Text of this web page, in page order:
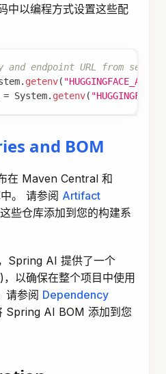
中以编程方式设置这些配
endpoint URL from
. getenv(
= System. getenv(
and BOM
在 Maven Central 和
。 请参阅 Artifact
些仓库添加到您的构建系
Spring AI 提供了一个
以确保在整个项目中使用
请参阅 Dependency
Spring AI BOM 添加到您